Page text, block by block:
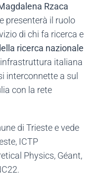
Rzaca
presenterà il ruolo
di chi fa ricerca e
ricerca nazionale
italiana
interconnette a sul
con la rete
di Trieste e vede
ICTP
Physics, Géant,